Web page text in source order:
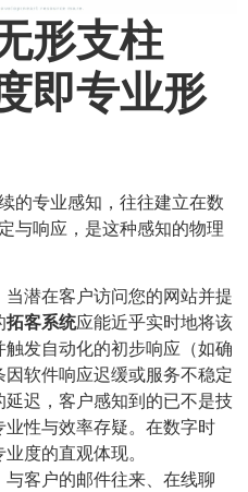
形支柱
即专业形
的专业感知，往往建立在数
与响应，是这种感知的物理
当潜在客户访问您的网站并提
拓客系统应能近乎实时地将该
发自动化的初步响应（如确
软件响应迟缓或服务不稳定
迟，客户感知到的已不是技
性与效率存疑。在数字时
度的直观体现。
与客户的邮件往来、在线聊